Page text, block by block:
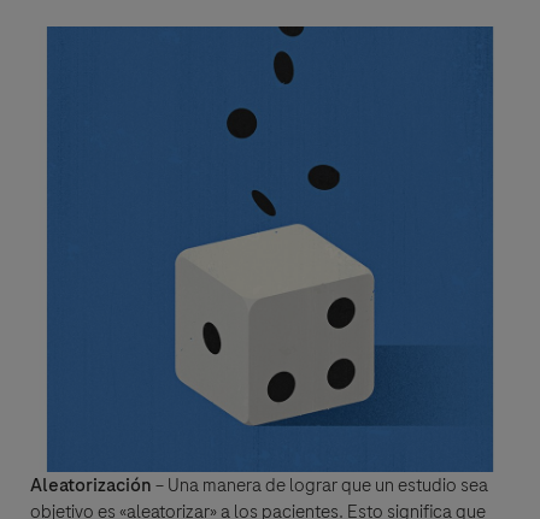
Aleatorización–Una manera de lograr que un estudio sea
objetivo es «aleatorizar» a los pacientes. Esto significa que